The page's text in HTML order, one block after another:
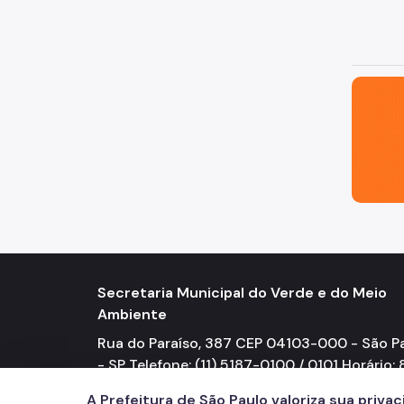
São
Secretaria Municipal do Verde e do Meio
Ambiente
Rua do Paraíso, 387 CEP 04103-000 - São
- SP Telefone: (11) 5187-0100 / 0101 Horário:
A Prefeitura de São Paulo valoriza sua